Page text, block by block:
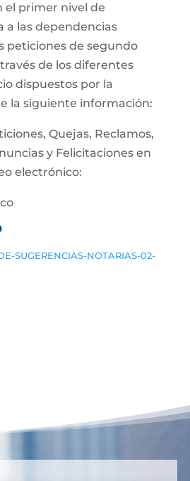
el primer nivel de
a las dependencias
peticiones de segundo
de los diferentes
dispuestos por la
la siguiente información:
Quejas, Reclamos,
y Felicitaciones en
electrónico:
SUGERENCIAS-NOTARIAS-02-